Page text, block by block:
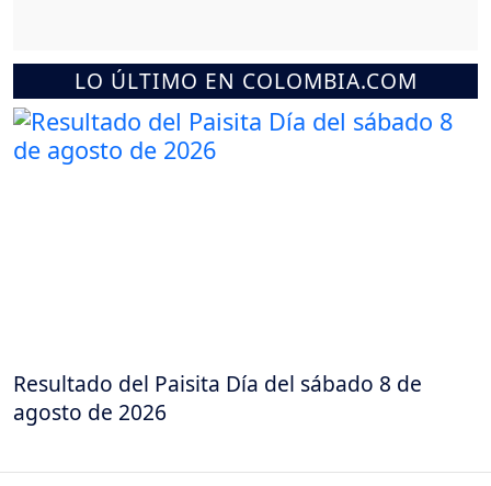
LO ÚLTIMO EN COLOMBIA.COM
Resultado del Paisita Día del sábado 8 de
agosto de 2026